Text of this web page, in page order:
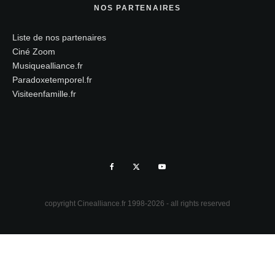
NOS PARTENAIRES
Liste de nos partenaires
Ciné Zoom
Musiquealliance.fr
Paradoxetemporel.fr
Visiteenfamille.fr
copyright Cinealliance.fr 1998-2026 - all rights reserved